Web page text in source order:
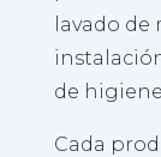
lavado
de
Cada